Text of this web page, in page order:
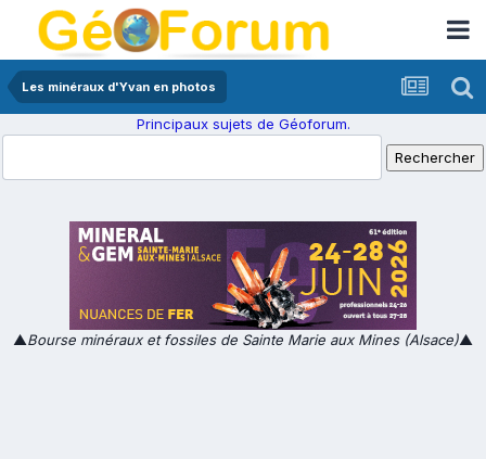
Les minéraux d'Yvan en photos
Principaux sujets de Géoforum.
▲Bourse minéraux et fossiles de Sainte Marie aux Mines (Alsace)▲